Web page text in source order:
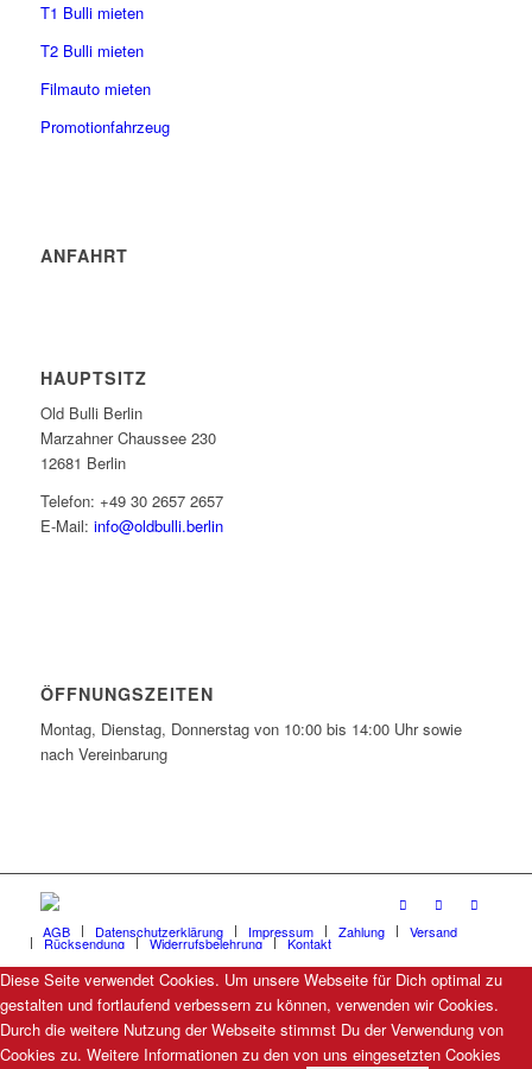
T1 Bulli mieten
T2 Bulli mieten
Filmauto mieten
Promotionfahrzeug
ANFAHRT
HAUPTSITZ
Old Bulli Berlin
Marzahner Chaussee 230
12681 Berlin
Telefon: +49 30 2657 2657
E-Mail: info@oldbulli.berlin
ÖFFNUNGSZEITEN
Montag, Dienstag, Donnerstag von 10:00 bis 14:00 Uhr sowie
nach Vereinbarung
AGB Datenschutzerklärung Impressum Zahlung Versand
Rücksendung Widerrufsbelehrung Kontakt
Diese Seite verwendet Cookies. Um unsere Webseite für Dich optimal zu
gestalten und fortlaufend verbessern zu können, verwenden wir Cookies.
Durch die weitere Nutzung der Webseite stimmst Du der Verwendung von
Cookies zu. Weitere Informationen zu den von uns eingesetzten Cookies